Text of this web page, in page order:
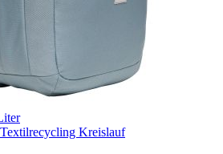
Kreislauf